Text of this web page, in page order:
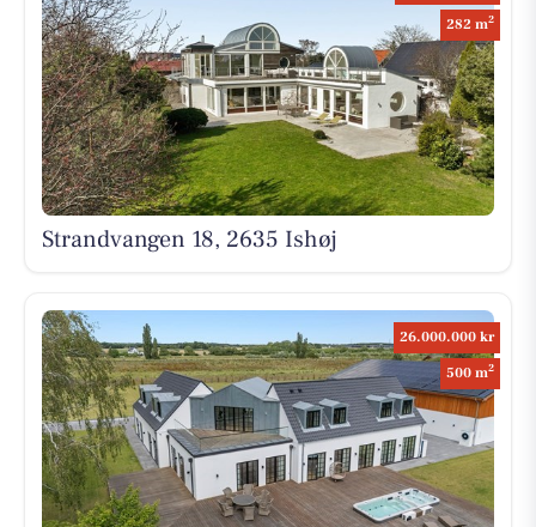
282 m2
Strandvangen 18, 2635 Ishøj
26.000.000 kr
500 m2